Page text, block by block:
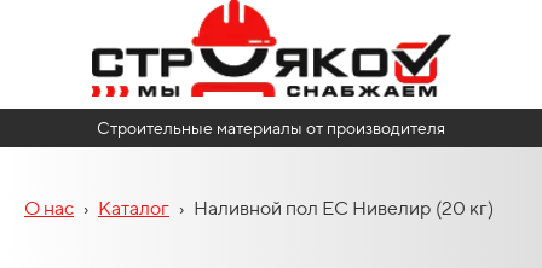
Строительные материалы от производителя
О нас › Каталог › Наливной пол ЕС Нивелир (20 кг)